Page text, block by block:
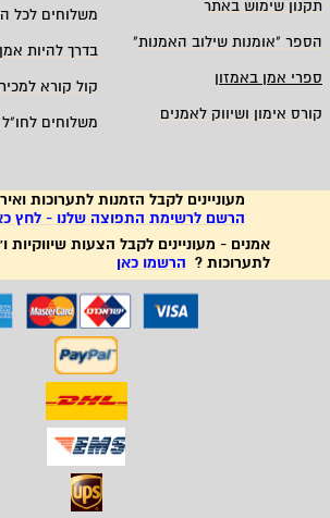
תקנון שימוש באתר
משלוחים לכל
הספר "אומנות שילוב האמנות" בדרך להיות
ספרי אמן באמזון
קול קורא
קורס אימון ושיווק לאמנים
משלוחים לחו"ל
מעוניינים לקבל הזמנות לתערוכות
הרשם לרשימת התפוצה שלנו - לחץ
אמנים - מעוניינים לקבל הצעות שיווקיות
לתערוכות ? הרשמו כאן